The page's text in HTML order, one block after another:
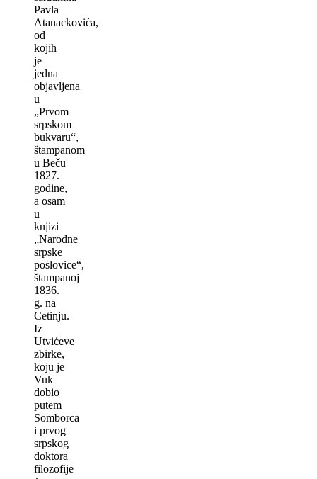
Pavla
Atanackovića,
od
kojih
je
jedna
objavlјena
u
„Prvom
srpskom
bukvaru“,
štampanom
u Beču
1827.
godine,
a osam
u
knjizi
„Narodne
srpske
poslovice“,
štampanoj
1836.
g. na
Cetinju.
Iz
Utvićeve
zbirke,
koju je
Vuk
dobio
putem
Somborca
i prvog
srpskog
doktora
filozofije